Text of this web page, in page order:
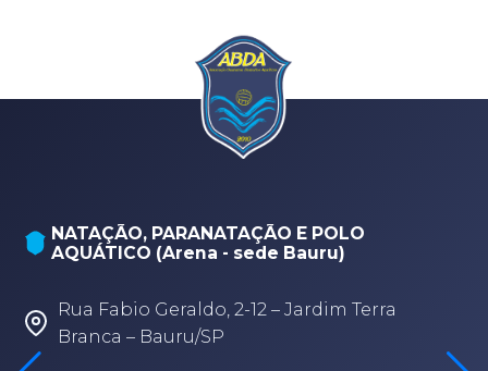
NATAÇÃO, PARANATAÇÃO E POLO
AQUÁTICO (Arena - sede Bauru)
Rua Fabio Geraldo, 2-12 – Jardim Terra
Branca – Bauru/SP